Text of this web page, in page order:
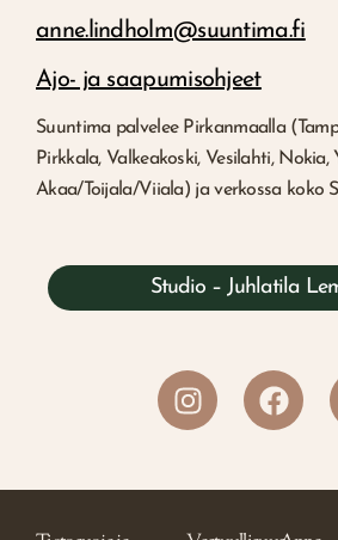
anne.lindholm@suuntima.fi
Ajo- ja saapumisohjeet
Suuntima palvelee Pirkanmaalla
Pirkkala, Valkeakoski, Vesilahti, Nokia,
Akaa/Toijala/Viiala) ja verkossa koko
Studio – Juhlatila